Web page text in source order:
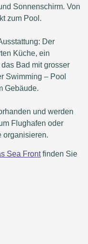
Sonnenschirm. Von
zum Pool.
Der
Küche, ein
Bad mit grosser
Swimming – Pool
Gebäude.
und werden
Flughafen oder
organisieren.
Sea Frontfinden Sie